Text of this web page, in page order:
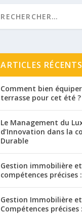
ARTICLES RÉCENTS
Comment bien
terrasse pour cet été ?
Le Management du
d’Innovation dans la
Durable
Gestion immobilière et
compétences précises
Gestion Immobilière et
Compétences précises